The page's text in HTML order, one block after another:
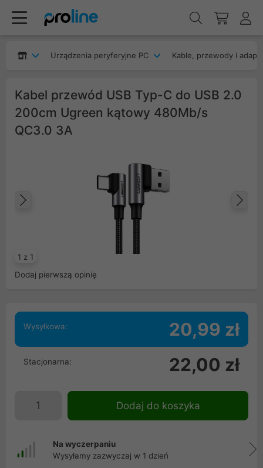
Urządzenia peryferyjne PC Kable, przewody i
Kabel przewód USB Typ-C do USB 2.0
200cm Ugreen kątowy 480Mb/s
QC3.0 3A
1 z 1
Dodaj pierwszą opinię
Wysyłkowa: 20,99 zł
Stacjonarna: 22,00 zł
Dodaj do koszyka
Na wyczerpaniu
Wysyłamy zazwyczaj w 1 dzień